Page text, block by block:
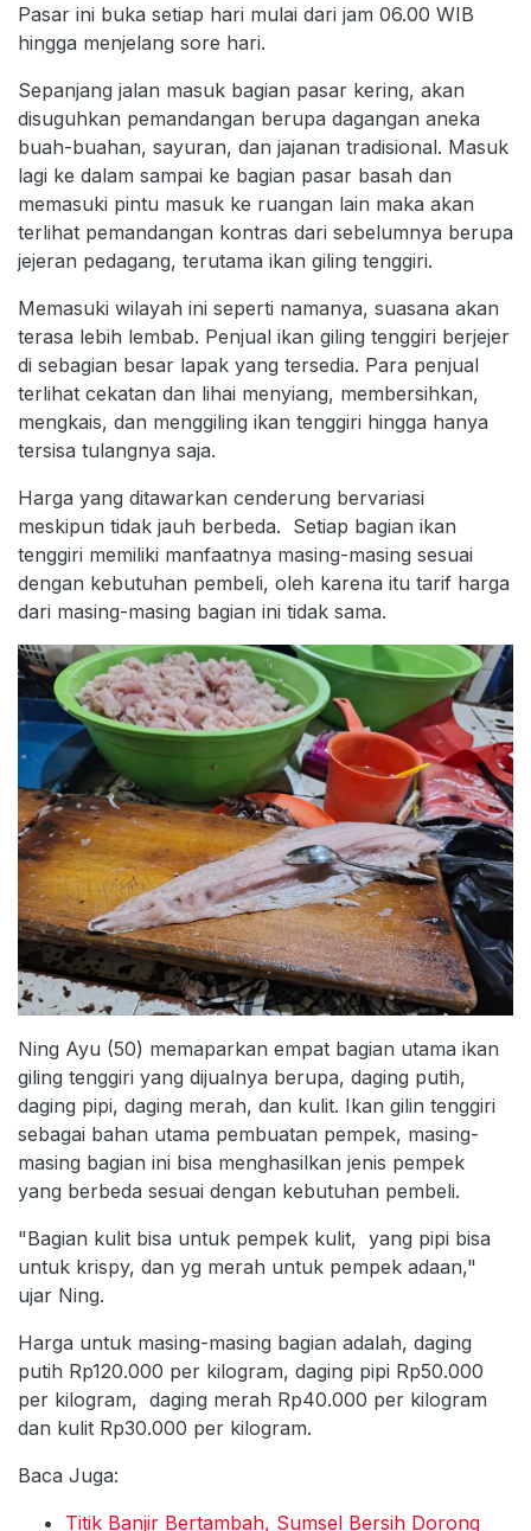
Pasar ini buka setiap hari mulai dari jam 06.00 WIB
hingga menjelang sore hari.
Sepanjang jalan masuk bagian pasar kering, akan
disuguhkan pemandangan berupa dagangan aneka
buah-buahan, sayuran, dan jajanan tradisional. Masuk
lagi ke dalam sampai ke bagian pasar basah dan
memasuki pintu masuk ke ruangan lain maka akan
terlihat pemandangan kontras dari sebelumnya berupa
jejeran pedagang, terutama ikan giling tenggiri.
Memasuki wilayah ini seperti namanya, suasana akan
terasa lebih lembab. Penjual ikan giling tenggiri berjejer
di sebagian besar lapak yang tersedia. Para penjual
terlihat cekatan dan lihai menyiang, membersihkan,
mengkais, dan menggiling ikan tenggiri hingga hanya
tersisa tulangnya saja.
Harga yang ditawarkan cenderung bervariasi
meskipun tidak jauh berbeda. Setiap bagian ikan
tenggiri memiliki manfaatnya masing-masing sesuai
dengan kebutuhan pembeli, oleh karena itu tarif harga
dari masing-masing bagian ini tidak sama.
Ning Ayu (50) memaparkan empat bagian utama ikan
giling tenggiri yang dijualnya berupa, daging putih,
daging pipi, daging merah, dan kulit. Ikan gilin tenggiri
sebagai bahan utama pembuatan pempek, masing-
masing bagian ini bisa menghasilkan jenis pempek
yang berbeda sesuai dengan kebutuhan pembeli.
"Bagian kulit bisa untuk pempek kulit, yang pipi bisa
untuk krispy, dan yg merah untuk pempek adaan,"
ujar Ning.
Harga untuk masing-masing bagian adalah, daging
putih Rp120.000 per kilogram, daging pipi Rp50.000
per kilogram, daging merah Rp40.000 per kilogram
dan kulit Rp30.000 per kilogram.
Baca Juga:
Titik Banjir Bertambah, Sumsel Bersih Dorong